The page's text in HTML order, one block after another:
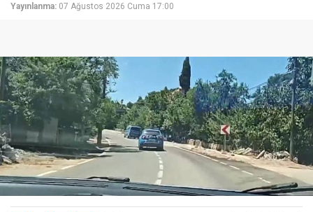
Yayınlanma: 07 Ağustos 2026 Cuma 17:00